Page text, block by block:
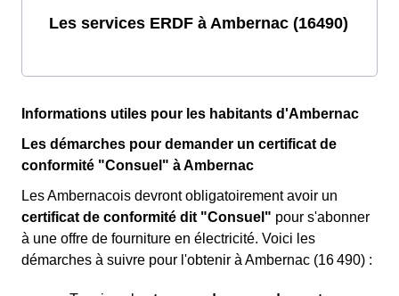
Les services ERDF à Ambernac (16490)
Informations utiles pour les habitants d'Ambernac
Les démarches pour demander un certificat de
conformité "Consuel" à Ambernac
Les Ambernacois devront obligatoirement avoir un
certificat de conformité dit "Consuel" pour s'abonner
à une offre de fourniture en électricité. Voici les
démarches à suivre pour l'obtenir à Ambernac (16 490) :